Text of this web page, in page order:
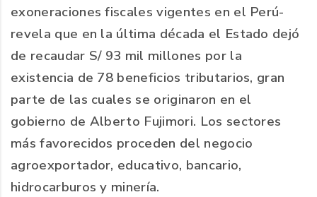
exoneraciones fiscales vigentes en el Perú-
revela que en la última década el Estado dejó
de recaudar S/ 93 mil millones por la
existencia de 78 beneficios tributarios, gran
parte de las cuales se originaron en el
gobierno de Alberto Fujimori. Los sectores
más favorecidos proceden del negocio
agroexportador, educativo, bancario,
hidrocarburos y minería.